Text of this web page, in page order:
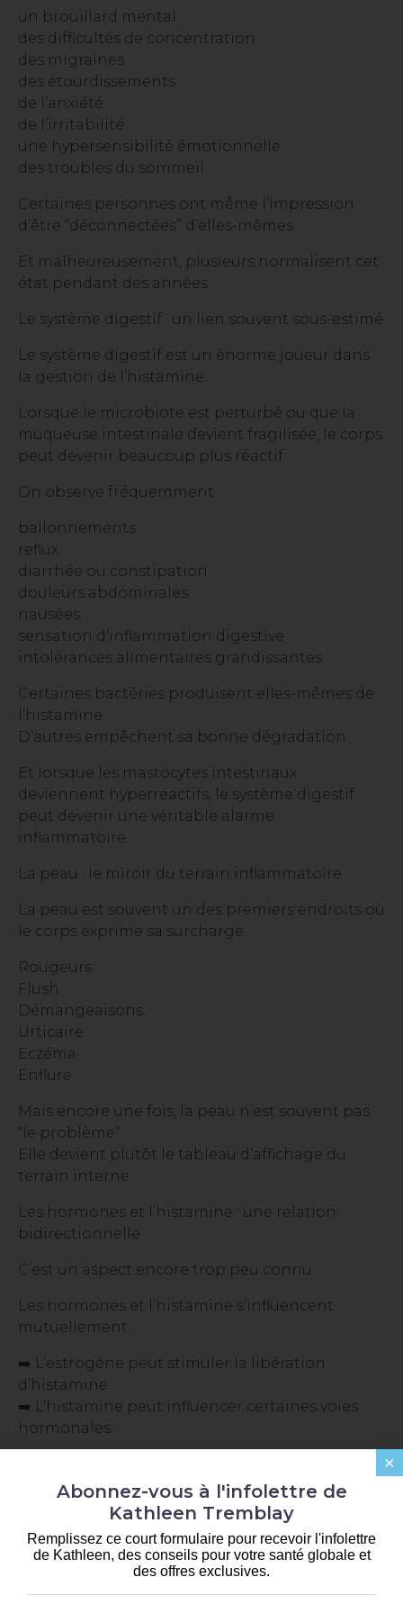
un brouillard mental
des difficultés de concentration
des migraines
des étourdissements
de l’anxiété
de l’irritabilité
une hypersensibilité émotionnelle
des troubles du sommeil.
Certaines personnes ont même l’impression
d’être “déconnectées” d’elles-mêmes.
Et malheureusement, plusieurs normalisent cet
état pendant des années.
Le système digestif : un lien souvent sous-estimé
Le système digestif est un énorme joueur dans
la gestion de l’histamine.
Lorsque le microbiote est perturbé ou que la
muqueuse intestinale devient fragilisée, le corps
peut devenir beaucoup plus réactif.
On observe fréquemment :
ballonnements
reflux
diarrhée ou constipation
douleurs abdominales
nausées
sensation d’inflammation digestive
intolérances alimentaires grandissantes.
Certaines bactéries produisent elles-mêmes de
l’histamine.
D’autres empêchent sa bonne dégradation.
Et lorsque les mastocytes intestinaux
deviennent hyperréactifs, le système digestif
peut devenir une véritable alarme
inflammatoire.
La peau : le miroir du terrain inflammatoire
La peau est souvent un des premiers endroits où
le corps exprime sa surcharge.
Rougeurs.
Flush.
Démangeaisons.
Urticaire.
Eczéma.
Enflure.
Mais encore une fois, la peau n’est souvent pas
“le problème”.
Elle devient plutôt le tableau d’affichage du
terrain interne.
Les hormones et l’histamine : une relation
bidirectionnelle
C’est un aspect encore trop peu connu.
Les hormones et l’histamine s’influencent
mutuellement.
➡️ L’estrogène peut stimuler la libération
d’histamine.
➡️ L’histamine peut influencer certaines voies
hormonales.
une aggravation :
avant les menstruations ;
en périménopause ;
pendant certaines fluctuations hormonales ;
×
Abonnez-vous à l'infolettre de
Kathleen Tremblay
Remplissez ce court formulaire pour recevoir l'infolettre
de Kathleen, des conseils pour votre santé globale et
des offres exclusives.